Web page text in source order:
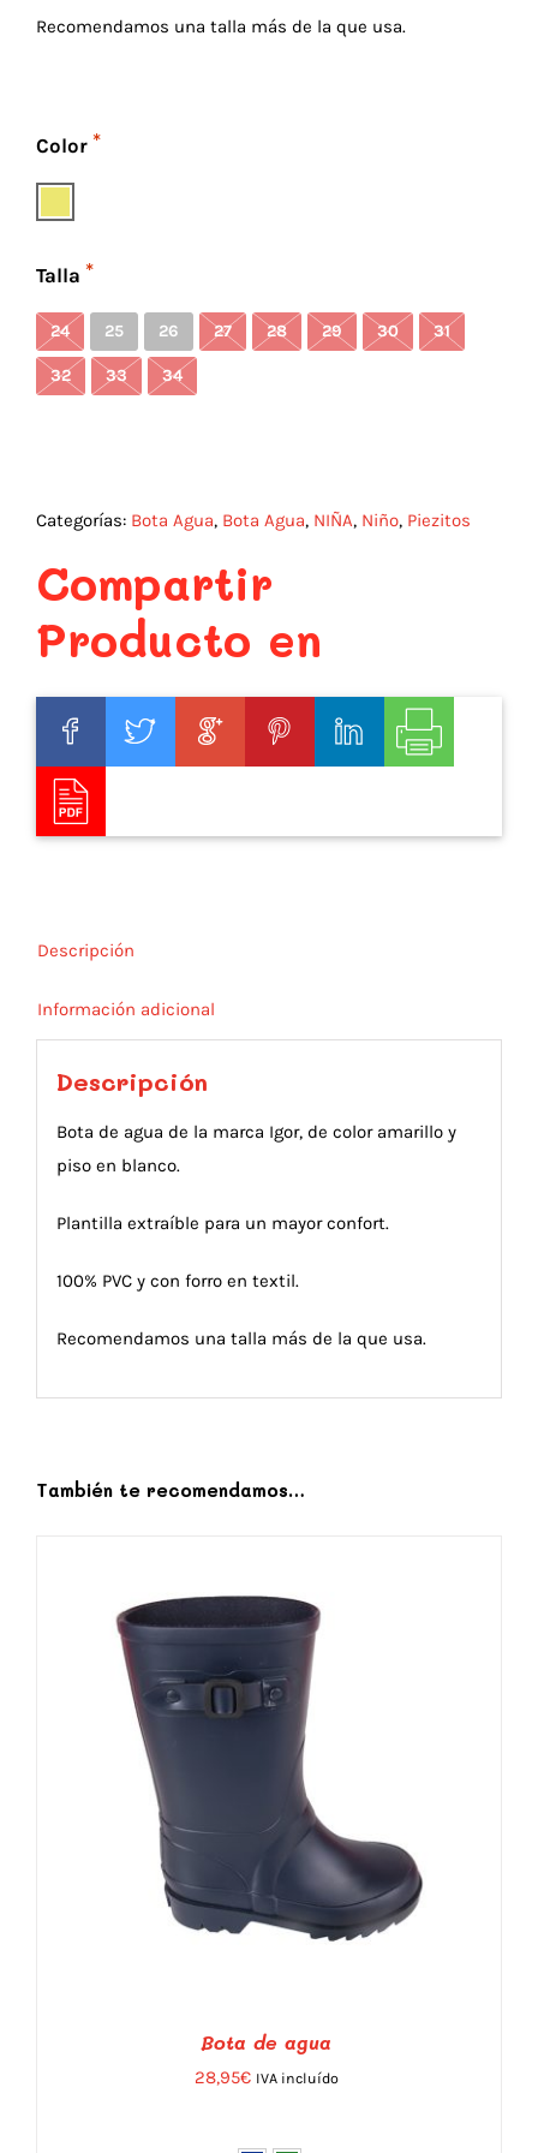
Recomendamos una talla más de la que usa.
Color
Talla
24 25 26 27 28 29 30 31
32 33 34
Categorías: Bota Agua, Bota Agua, NIÑA, Niño, Piezitos
Compartir
Producto en
Descripción
Información adicional
Descripción
Bota de agua de la marca Igor, de color amarillo y
piso en blanco.
Plantilla extraíble para un mayor confort.
100% PVC y con forro en textil.
Recomendamos una talla más de la que usa.
También te recomendamos…
Bota de agua
28,95€ IVA incluído